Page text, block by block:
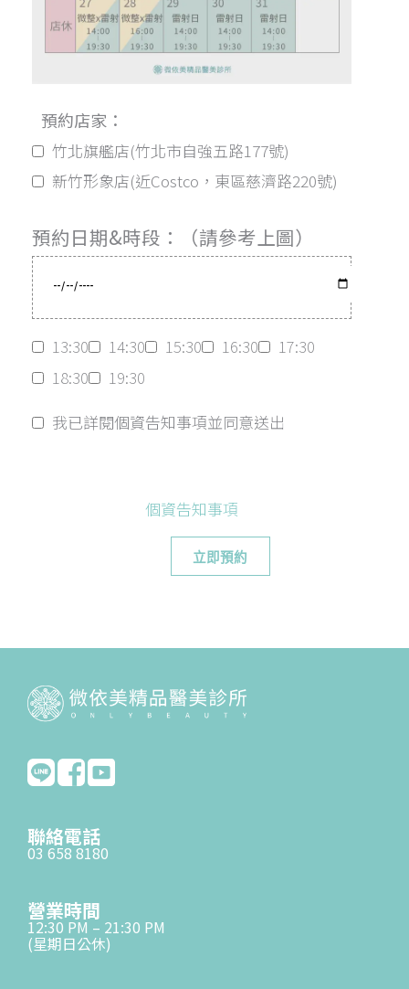
預約店家：
竹北旗艦店(竹北市自強五路177號)
新竹形象店(近Costco，東區慈濟路220號)
預約日期&時段：（請參考上圖）
13:30 14:30 15:30 16:30
17:30
18:30
19:30
我已詳閱個資告知事項並同意送出
個資告知事項
聯絡電話
03 658 8180
營業時間
12:30 PM – 21:30 PM
(星期日公休)